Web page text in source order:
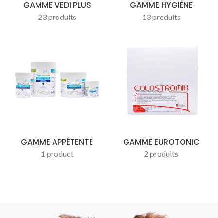
GAMME VEDI PLUS
23 produits
GAMME HYGIÈNE
13 produits
GAMME APPÉTENTE
1 product
GAMME EUROTONIC
2 produits